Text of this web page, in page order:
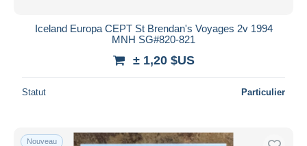
Iceland Europa CEPT St Brendan's Voyages 2v 1994
MNH SG#820-821
± 1,20 $US
Statut Particulier
Nouveau